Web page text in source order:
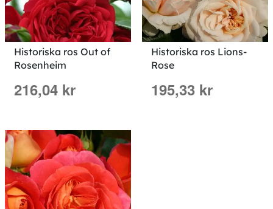
Historiska ros Out of
Rosenheim
216,04 kr
Historiska ros Lions-
Rose
195,33 kr